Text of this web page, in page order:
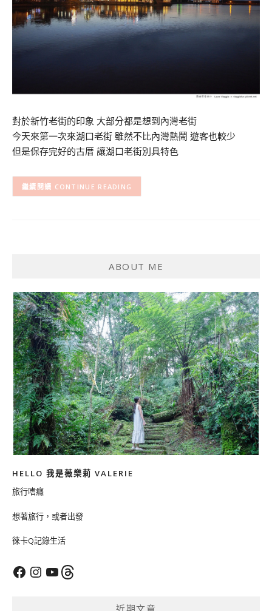
對於新竹老街的印象 大部分都是想到內灣老街
今天來第一次來湖口老街 雖然不比內灣熱鬧 遊客也較少
但是保存完好的古厝 讓湖口老街別具特色
CONTINUE READING
ABOUT ME
HELLO 我是薇樂莉 VALERIE
旅行嗜癮
想著旅行，或者出發
徠卡Q記錄生活
FacebookInstagram
YouTubeThreads
近期文章